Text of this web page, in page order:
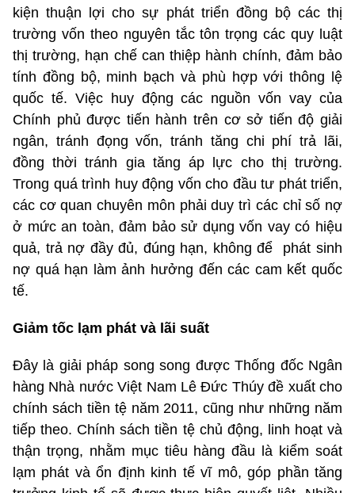
kiện thuận lợi cho sự phát triển đồng bộ các thị
trường vốn theo nguyên tắc tôn trọng các quy luật
thị trường, hạn chế can thiệp hành chính, đảm bảo
tính đồng bộ, minh bạch và phù hợp với thông lệ
quốc tế. Việc huy động các nguồn vốn vay của
Chính phủ được tiến hành trên cơ sở tiến độ giải
ngân, tránh đọng vốn, tránh tăng chi phí trả lãi,
đồng thời tránh gia tăng áp lực cho thị trường.
Trong quá trình huy động vốn cho đầu tư phát triển,
các cơ quan chuyên môn phải duy trì các chỉ số nợ
ở mức an toàn, đảm bảo sử dụng vốn vay có hiệu
quả, trả nợ đầy đủ, đúng hạn, không để
phát sinh
nợ quá hạn làm ảnh hưởng đến các cam kết quốc
tế.
Giảm tốc lạm phát và lãi suất
Đây là giải pháp song song được Thống đốc Ngân
hàng Nhà nước Việt Nam Lê Đức Thúy đề xuất cho
chính sách tiền tệ năm 2011, cũng như những năm
tiếp theo. Chính sách tiền tệ chủ động, linh hoạt và
thận trọng, nhằm mục tiêu hàng đầu là kiểm soát
lạm phát và ổn định kinh tế vĩ mô, góp phần tăng